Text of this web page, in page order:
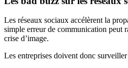
Les réseaux sociaux accélèrent la
simple erreur de communication peut
crise d’image.
Les entreprises doivent donc